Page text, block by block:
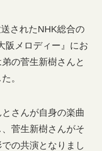
されたNHK総合の
阪メロディー』にお
の菅生新樹さんと
。
さんが自身の楽曲
、菅生新樹さんがそ
の共演となりまし